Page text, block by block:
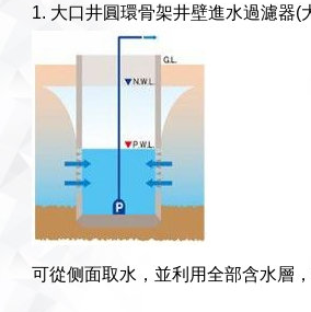
1. 大口井圓環骨架井壁進水過濾器(
可從侧面取水，並利用全部含水層